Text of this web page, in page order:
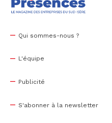
Qui sommes-nous ?
L'équipe
Publicité
S'abonner à la newsletter